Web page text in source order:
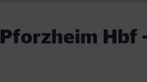
Pforzheim Hbf